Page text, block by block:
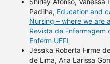
Shirley Afonso, Vanessa
Padilha, Education and
Nursing – where we are
Revista de Enfermagem
Enferm UFPI
Jéssika Roberta Firme
de Lima, Ana Larissa